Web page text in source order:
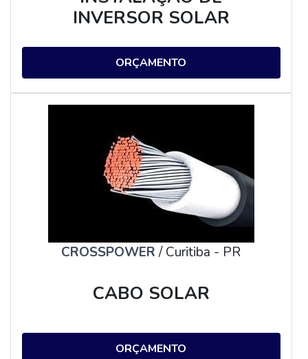
INVERSOR SOLAR
ORÇAMENTO
CROSSPOWER/ Curitiba - PR
CABO SOLAR
ORÇAMENTO